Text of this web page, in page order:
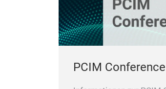
PCIM Conference